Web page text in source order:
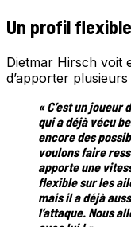
Un profil
Dietmar Hirsch voit
d’apporter
« C’est un
qui a déjà vécu
encore des
voulons faire
apporte une
flexible sur les
mais il a déjà
l’attaque. Nous